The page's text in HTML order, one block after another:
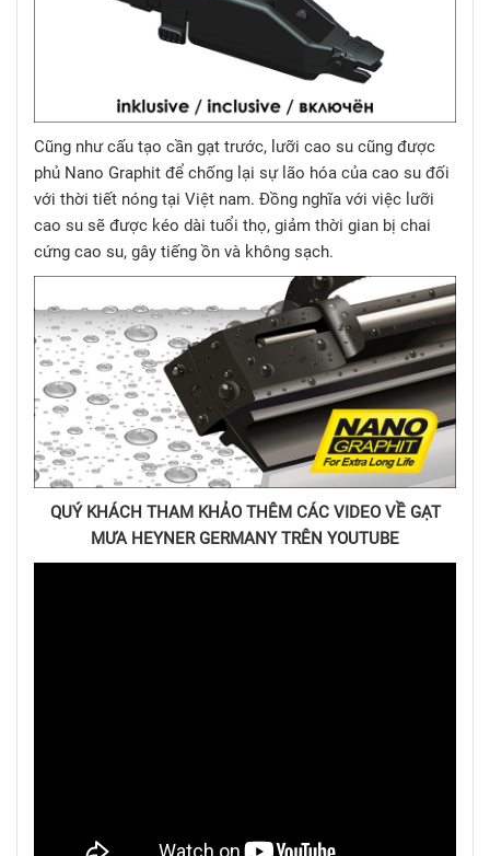
Cũng như cấu tạo cần gạt trước, lưỡi cao su cũng được
phủ Nano Graphit để chống lại sự lão hóa của cao su đối
với thời tiết nóng tại Việt nam. Đồng nghĩa với việc lưỡi
cao su sẽ được kéo dài tuổi thọ, giảm thời gian bị chai
cứng cao su, gây tiếng ồn và không sạch.
QUÝ KHÁCH THAM KHẢO THÊM CÁC VIDEO VỀ GẠT
MƯA HEYNER GERMANY TRÊN YOUTUBE